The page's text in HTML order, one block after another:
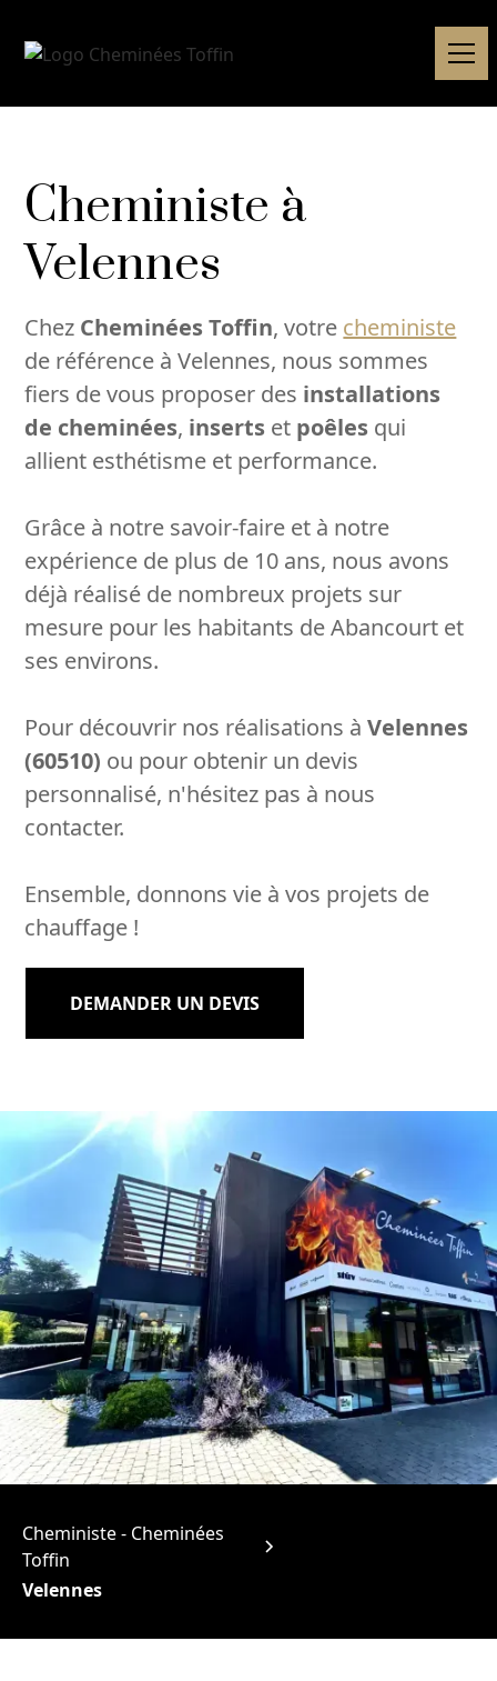
Cheministe à
Velennes
Chez Cheminées Toffin, votre cheministe
de référence à Velennes, nous sommes
fiers de vous proposer des installations
de cheminées, inserts et poêles qui
allient esthétisme et performance.
Grâce à notre savoir-faire et à notre
expérience de plus de 10 ans, nous avons
déjà réalisé de nombreux projets sur
mesure pour les habitants de Abancourt et
ses environs.
Pour découvrir nos réalisations àVelennes
(60510) ou pour obtenir un devis
personnalisé, n'hésitez pas à nous
contacter.
Ensemble, donnons vie à vos projets de
chauffage !
DEMANDER UN DEVIS
Cheministe - Cheminées
Toffin
Velennes